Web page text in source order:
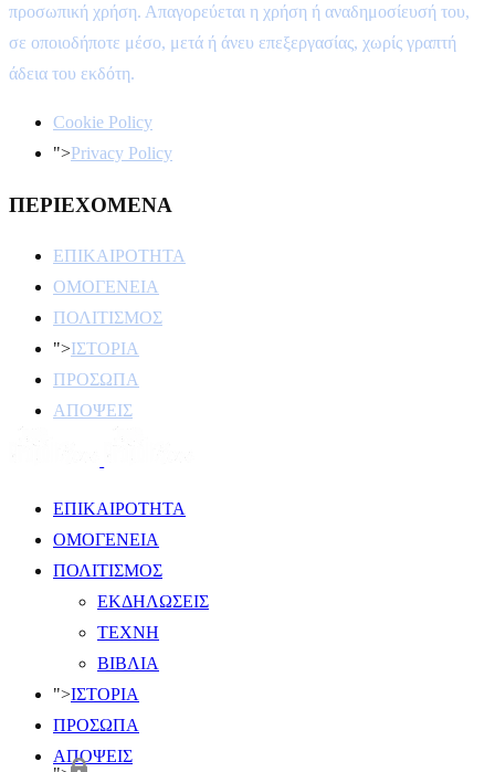
προσωπική χρήση. Απαγορεύεται η χρήση ή αναδημοσίευσή του,
σε οποιοδήποτε μέσο, μετά ή άνευ επεξεργασίας, χωρίς γραπτή
άδεια του εκδότη.
Cookie Policy
">Privacy Policy
ΠΕΡΙΕΧΟΜΕΝΑ
ΕΠΙΚΑΙΡΟΤΗΤΑ
ΟΜΟΓΕΝΕΙΑ
ΠΟΛΙΤΙΣΜΟΣ
">ΙΣΤΟΡΙΑ
ΠΡΟΣΩΠΑ
ΑΠΟΨΕΙΣ
ΕΠΙΚΑΙΡΟΤΗΤΑ
ΟΜΟΓΕΝΕΙΑ
ΠΟΛΙΤΙΣΜΟΣ
ΕΚΔΗΛΩΣΕΙΣ
ΤΕΧΝΗ
ΒΙΒΛΙΑ
">ΙΣΤΟΡΙΑ
ΠΡΟΣΩΠΑ
ΑΠΟΨΕΙΣ